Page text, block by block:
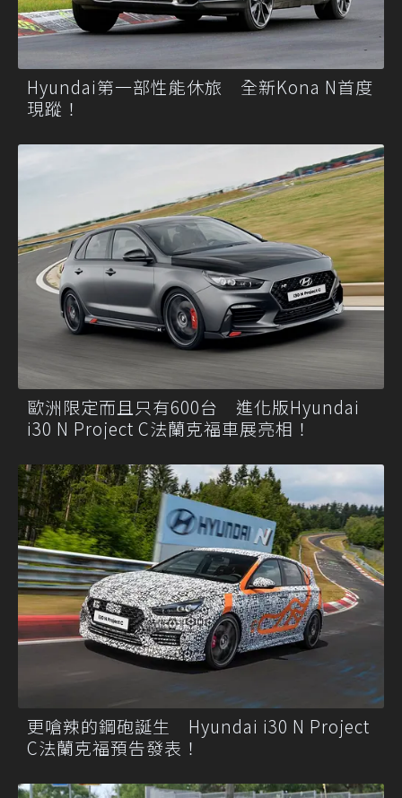
Hyundai第一部性能休旅 全新Kona N首度
現蹤！
歐洲限定而且只有600台 進化版Hyundai
i30 N Project C法蘭克福車展亮相！
更嗆辣的鋼砲誕生 Hyundai i30 N Project
C法蘭克福預告發表！